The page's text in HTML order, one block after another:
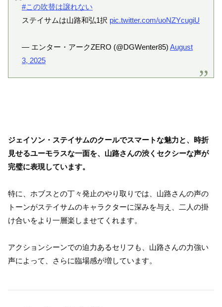
#この吹替は譲れない
ステイサムは山路和弘1択 pic.twitter.com/uoNZYcugiU
— エンター・アークZERO (@DGWenter85) August
3, 2025
ジェイソン・ステイサムのクールでスマートな魅力と、時折
見せるユーモラスな一面を、山路さんの渋くセクシーな声が
完璧に表現しています。
特に、ホブスとの丁々発止のやり取りでは、山路さんの声の
トーンがステイサムのキャラクターに深みを与え、二人の掛
け合いをより一層楽しませてくれます。
アクションシーンでの迫力あるセリフも、山路さんの力強い
声によって、さらに臨場感が増しています。